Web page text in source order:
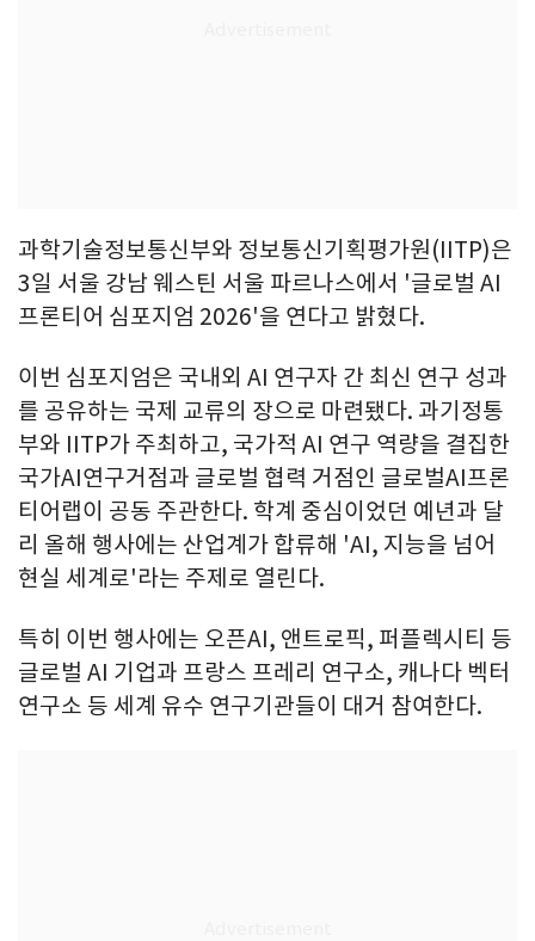
과학기술정보통신부와 정보통신기획평가원(IITP)은
3일 서울 강남 웨스틴 서울 파르나스에서 '글로벌 AI
프론티어 심포지엄 2026'을 연다고 밝혔다.
이번 심포지엄은 국내외 AI 연구자 간 최신 연구 성과
를 공유하는 국제 교류의 장으로 마련됐다. 과기정통
부와 IITP가 주최하고, 국가적 AI 연구 역량을 결집한
국가AI연구거점과 글로벌 협력 거점인 글로벌AI프론
티어랩이 공동 주관한다. 학계 중심이었던 예년과 달
리 올해 행사에는 산업계가 합류해 'AI, 지능을 넘어
현실 세계로'라는 주제로 열린다.
특히 이번 행사에는 오픈AI, 앤트로픽, 퍼플렉시티 등
글로벌 AI 기업과 프랑스 프레리 연구소, 캐나다 벡터
연구소 등 세계 유수 연구기관들이 대거 참여한다.